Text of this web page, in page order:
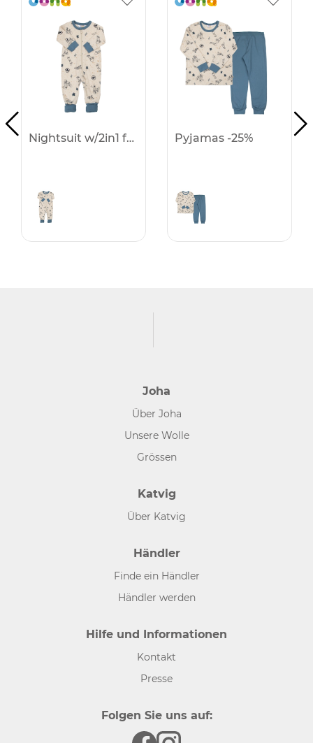
Nightsuit w/2in1 foot -25% Pyjamas -25%
Joha
Über Joha
Unsere Wolle
Grössen
Katvig
Über Katvig
Händler
Finde ein Händler
Händler werden
Hilfe und Informationen
Kontakt
Presse
Folgen Sie uns auf: